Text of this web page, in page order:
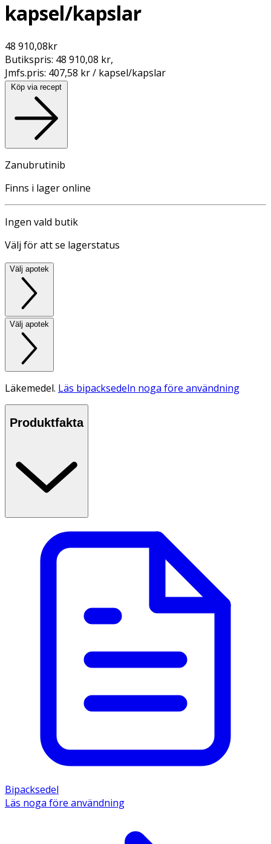
kapsel/kapslar
48 910,08kr
Butikspris: 48 910,08 kr,
Jmfs.pris: 407,58 kr / kapsel/kapslar
Köp via recept
Zanubrutinib
Finns i lager online
Ingen vald butik
Välj för att se lagerstatus
Välj apotek
Välj apotek
Läkemedel. Läs bipacksedeln noga före användning
Produktfakta
Bipacksedel
Läs noga före användning